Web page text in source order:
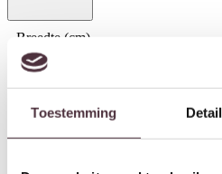
Toestemming
Breedte (cm)
Diepte (cm)